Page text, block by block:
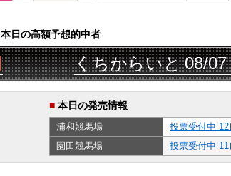
本日の高額予想的中者
くちからいと 08/07浦和
■ 本日の発売情報
浦和競馬場 投票受付中
園田競馬場 投票受付中